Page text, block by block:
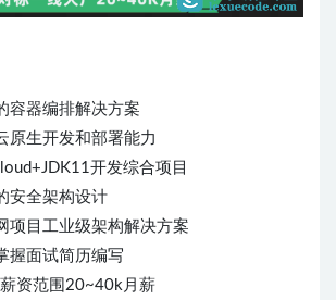
容器编排解决方案
原生开发和部署能力
开发综合项目
安全架构设计
项目工业级架构解决方案
握面试简历编写
资范围20~40k月薪